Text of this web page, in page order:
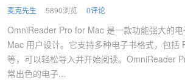
麦克先生 5890浏览 0评论
OmniReader Pro for Mac 是一款功能强大的
Mac 用户设计。它支持多种电子书格式，包括
等，可以轻松导入并开始阅读。OmniReader
常出色的电子...